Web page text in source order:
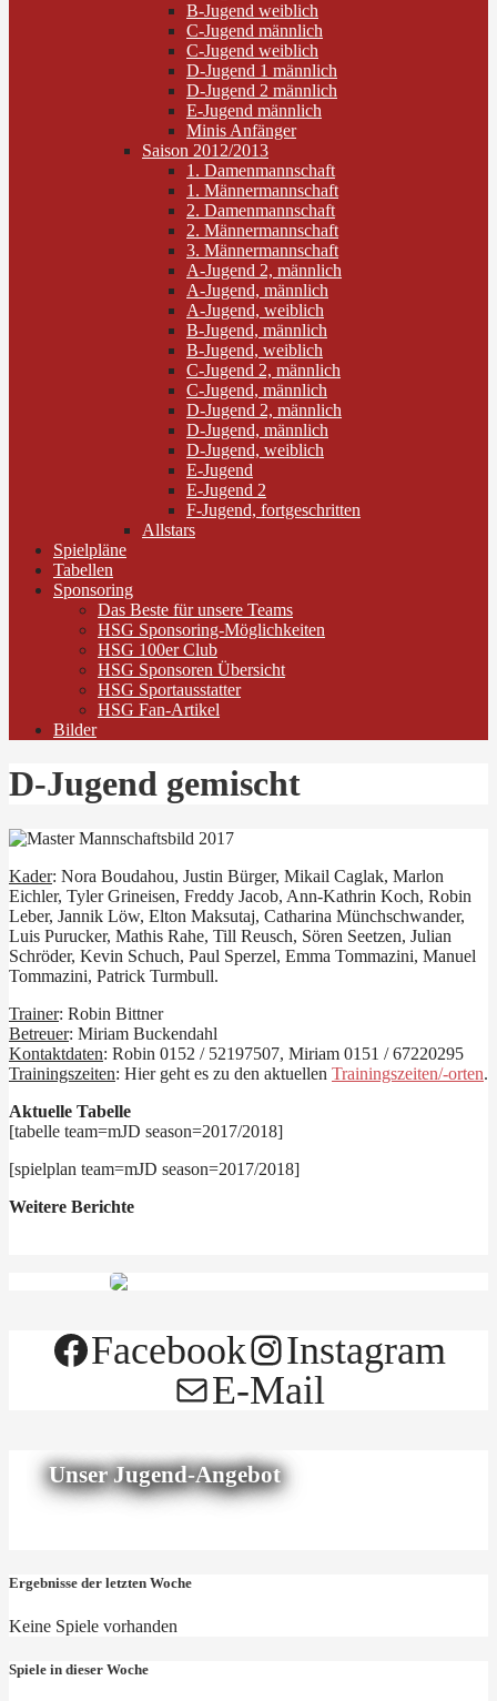
B-Jugend weiblich
C-Jugend männlich
C-Jugend weiblich
D-Jugend 1 männlich
D-Jugend 2 männlich
E-Jugend männlich
Minis Anfänger
Saison 2012/2013
1. Damenmannschaft
1. Männermannschaft
2. Damenmannschaft
2. Männermannschaft
3. Männermannschaft
A-Jugend 2, männlich
A-Jugend, männlich
A-Jugend, weiblich
B-Jugend, männlich
B-Jugend, weiblich
C-Jugend 2, männlich
C-Jugend, männlich
D-Jugend 2, männlich
D-Jugend, männlich
D-Jugend, weiblich
E-Jugend
E-Jugend 2
F-Jugend, fortgeschritten
Allstars
Spielpläne
Tabellen
Sponsoring
Das Beste für unsere Teams
HSG Sponsoring-Möglichkeiten
HSG 100er Club
HSG Sponsoren Übersicht
HSG Sportausstatter
HSG Fan-Artikel
Bilder
D-Jugend gemischt
Kader: Nora Boudahou, Justin Bürger, Mikail Caglak, Marlon
Eichler, Tyler Grineisen, Freddy Jacob, Ann-Kathrin Koch, Robin
Leber, Jannik Löw, Elton Maksutaj, Catharina Münchschwander,
Luis Purucker, Mathis Rahe, Till Reusch, Sören Seetzen, Julian
Schröder, Kevin Schuch, Paul Sperzel, Emma Tommazini, Manuel
Tommazini, Patrick Turmbull.
Trainer: Robin Bittner
Betreuer: Miriam Buckendahl
Kontaktdaten: Robin 0152 / 52197507, Miriam 0151 / 67220295
Trainingszeiten: Hier geht es zu den aktuellen Trainingszeiten/-orten.
Aktuelle Tabelle
[tabelle team=mJD season=2017/2018]
[spielplan team=mJD season=2017/2018]
Weitere Berichte
Facebook
Instagram
E-Mail
Unser Jugend-Angebot
Ergebnisse der letzten Woche
Keine Spiele vorhanden
Spiele in dieser Woche